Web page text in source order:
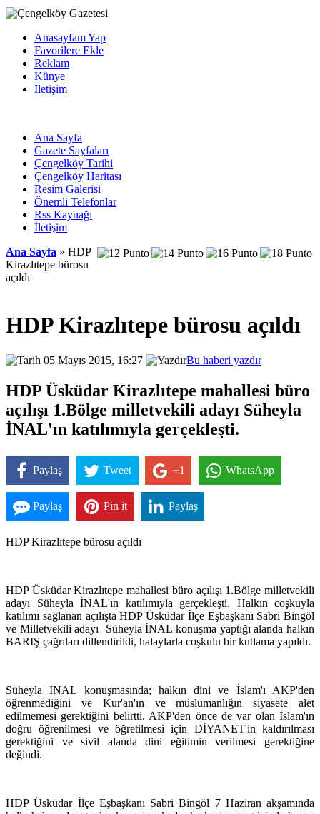
Anasayfam Yap
Favorilere Ekle
Reklam
Künye
İletişim
Ana Sayfa
Gazete Sayfaları
Çengelköy Tarihi
Çengelköy Haritası
Resim Galerisi
Önemli Telefonlar
Rss Kaynağı
İletişim
Ana Sayfa » HDP
Kirazlıtepe bürosu
açıldı
HDP Kirazlıtepe bürosu açıldı
05 Mayıs 2015, 16:27 Bu haberi yazdır
HDP Üsküdar Kirazlıtepe mahallesi büro
açılışı 1.Bölge milletvekili adayı Süheyla
İNAL'ın katılımıyla gerçekleşti.
Paylaş Tweet +1 WhatsApp
Paylaş Pin it Paylaş
HDP Kirazlıtepe bürosu açıldı
HDP Üsküdar Kirazlıtepe mahallesi büro açılışı 1.Bölge milletvekili
adayı Süheyla İNAL'ın katılımıyla gerçekleşti. Halkın coşkuyla
katılımı sağlanan açılışta HDP Üsküdar İlçe Eşbaşkanı Sabri Bingöl
ve Milletvekili adayı Süheyla İNAL konuşma yaptığı alanda halkın
BARIŞ çağrıları dillendirildi, halaylarla coşkulu bir kutlama yapıldı.
Süheyla İNAL konuşmasında; halkın dini ve İslam'ı AKP'den
öğrenmediğini ve Kur'an'ın ve müslümanlığın siyasete alet
edilmemesi gerektiğini belirtti. AKP'den önce de var olan İslam'ın
doğru öğrenilmesi ve öğretilmesi için DİYANET'in kaldırılması
gerektiğini ve sivil alanda dini eğitimin verilmesi gerektiğine
değindi.
HDP Üsküdar İlçe Eşbaşkanı Sabri Bingöl 7 Haziran akşamında